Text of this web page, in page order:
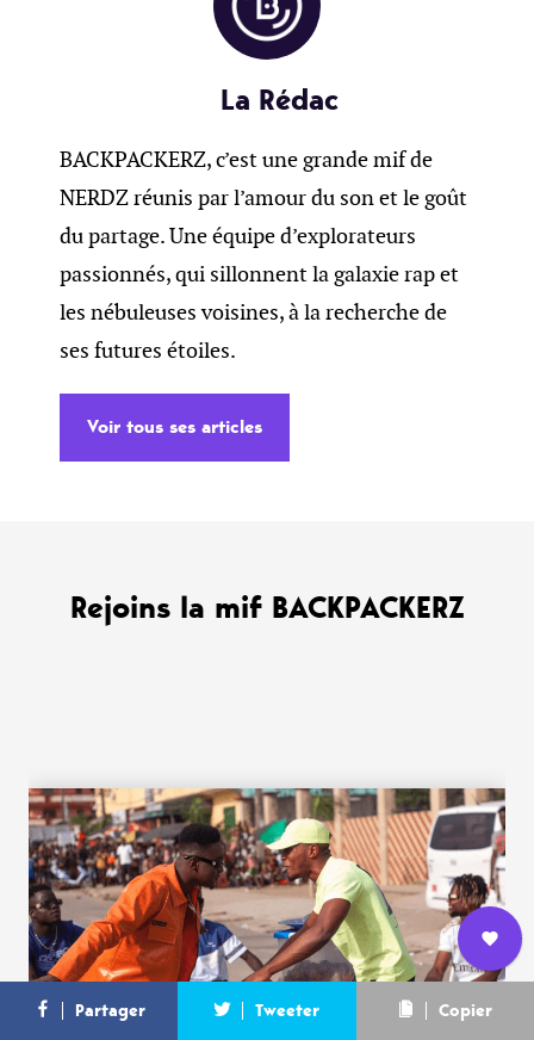
L’équipe
Nous
rejoindre
Newsletter
Partager Tweeter Copier
La Rédac
BACKPACKERZ, c’est une grande mif de
NERDZ réunis par l’amour du son et le goût
du partage. Une équipe d’explorateurs
passionnés, qui sillonnent la galaxie rap et
les nébuleuses voisines, à la recherche de
ses futures étoiles.
Voir tous ses articles
Rejoins la mif BACKPACKERZ
WANT MORE ?